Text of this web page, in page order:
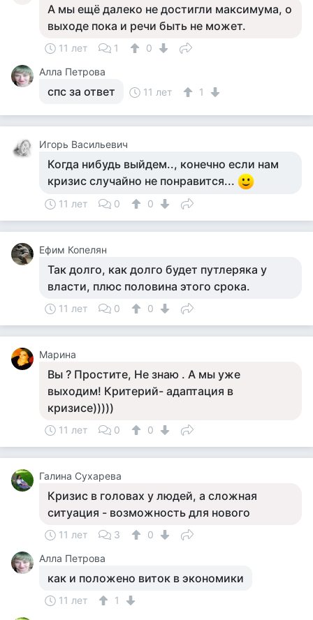
А мы ещё далеко не достигли максимума, о
выходе пока и речи быть не может.
11 лет 1
0
Алла Петрова
спс за ответ 11 лет 1
Игорь Васильевич
Когда нибудь выйдем.., конечно если нам
кризис случайно не понравится...
11 лет 0 0
Ефим Копелян
Так долго, как долго будет путлеряка у
власти, плюс половина этого срока.
11 лет 0 0
Марина
Вы ? Простите, Не знаю . А мы уже
выходим! Критерий- адаптация в
кризисе)))))
11 лет 0 0
Галина Сухарева
Кризис в головах у людей, а сложная
ситуация - возможность для нового
11 лет 3
0
Алла Петрова
как и положено виток в экономики
11 лет
1